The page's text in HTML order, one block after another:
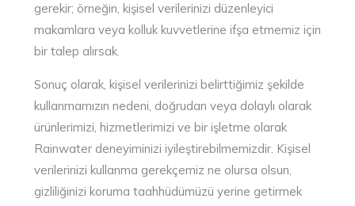
gerekir; örneğin, kişisel verilerinizi düzenleyici
makamlara veya kolluk kuvvetlerine ifşa etmemiz için
bir talep alırsak.
Sonuç olarak, kişisel verilerinizi belirttiğimiz şekilde
kullanmamızın nedeni, doğrudan veya dolaylı olarak
ürünlerimizi, hizmetlerimizi ve bir işletme olarak
Rainwater deneyiminizi iyileştirebilmemizdir. Kişisel
verilerinizi kullanma gerekçemiz ne olursa olsun,
gizliliğinizi koruma taahhüdümüzü yerine getirmek